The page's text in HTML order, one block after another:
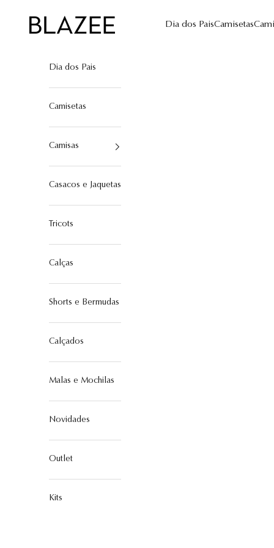
Blazee
Dia dos PaisCamisetas
Dia dos Pais
Camisetas
Camisas
Casacos e Jaquetas
Tricots
Calças
Shorts e Bermudas
Calçados
Malas e Mochilas
Novidades
Outlet
Kits